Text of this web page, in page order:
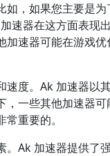
，如果您主要是
速器在这方面表现
速器可能在游戏
度。Ak 加速器以
一些其他加速器
重要的。
。Ak 加速器提供了